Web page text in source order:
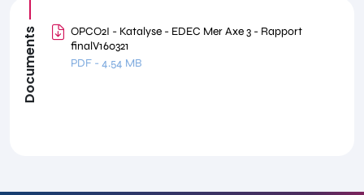
Documents
OPCO2I - Katalyse - EDEC Mer Axe 3 - Rapport
finalV160321
PDF - 4.54 MB